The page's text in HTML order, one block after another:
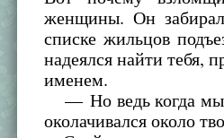
женщины. Он
списке жильцов
надеялся найти тебя,
именем.
— Но ведь когда мы
околачивался около